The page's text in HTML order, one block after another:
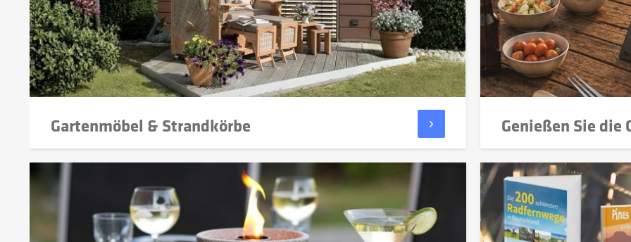
Gartenmöbel & Strandkörbe Genießen Sie die